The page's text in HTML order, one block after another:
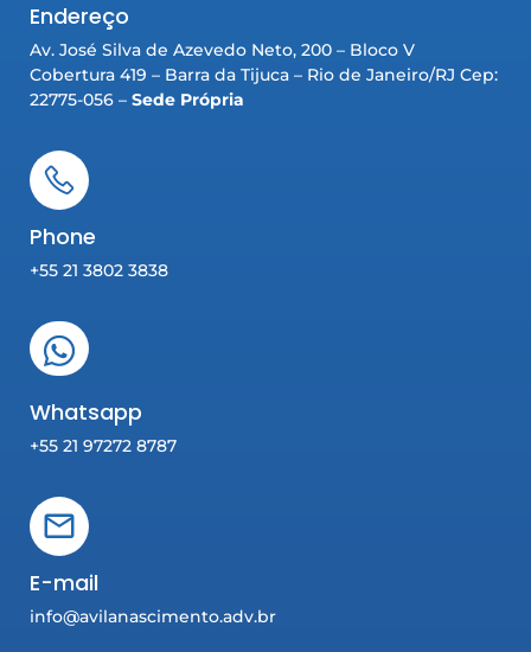
Endereço
Av. José Silva de Azevedo Neto, 200 – Bloco V
Cobertura 419 – Barra da Tijuca – Rio de Janeiro/RJ Cep:
22775-056 – Sede Própria
Phone
+55 21 3802 3838
Whatsapp
+55 21 97272 8787
E-mail
info@avilanascimento.adv.br